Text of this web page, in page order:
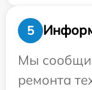
5
Мы
ремонта